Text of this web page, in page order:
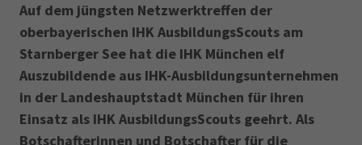
Magazin Log-in
Auf dem jüngsten Netzwerktreffen der
oberbayerischen IHK AusbildungsScouts am
Starnberger See hat die IHK München elf
Auszubildende aus IHK-Ausbildungsunternehmen
in der Landeshauptstadt München für ihren
Einsatz als IHK AusbildungsScouts geehrt. Als
Botschafterinnen und Botschafter für die